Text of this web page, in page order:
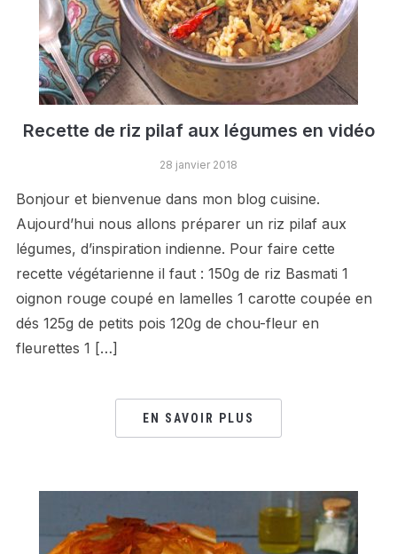
Recette de riz pilaf aux légumes en vidéo
28 janvier 2018
Bonjour et bienvenue dans mon blog cuisine.
Aujourd’hui nous allons préparer un riz pilaf aux
légumes, d’inspiration indienne. Pour faire cette
recette végétarienne il faut : 150g de riz Basmati 1
oignon rouge coupé en lamelles 1 carotte coupée en
dés 125g de petits pois 120g de chou-fleur en
fleurettes 1 […]
EN SAVOIR PLUS